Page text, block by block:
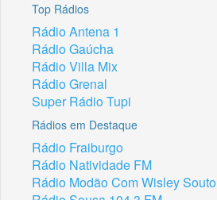
Top Rádios
Rádio Antena 1
Rádio Gaúcha
Rádio Villa Mix
Rádio Grenal
Super Rádio Tupi
Rádios em Destaque
Rádio Fraiburgo
Rádio Natividade FM
Rádio Modão Com Wisley Souto